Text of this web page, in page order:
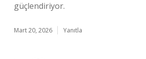
güçlendiriyor.
Mart 20, 2026 Yanıtla